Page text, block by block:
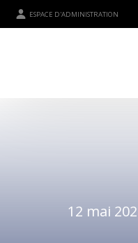
ESPACE D'ADMINISTRATION
12 mai